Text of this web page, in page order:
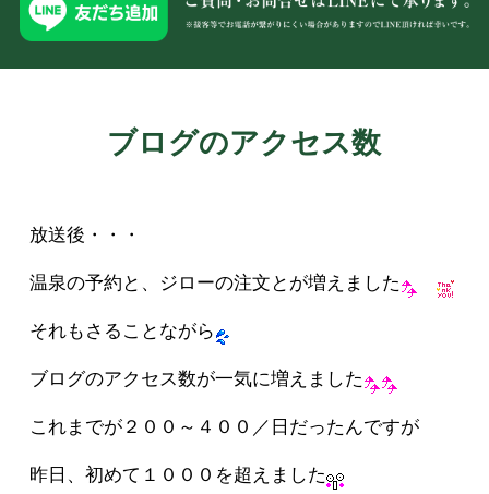
ブログのアクセス数
放送後・・・
温泉の予約と、ジローの注文とが増えました
それもさることながら
ブログのアクセス数が一気に増えました
これまでが２００～４００／日だったんですが
昨日、初めて１０００を超えました